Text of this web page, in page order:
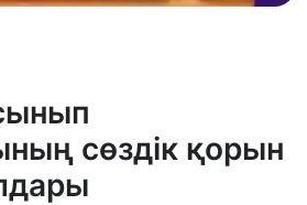
сөздік қорын